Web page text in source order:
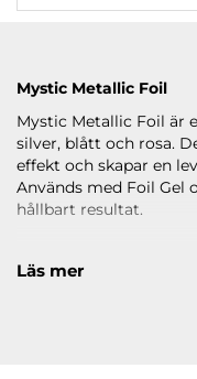
Mystic Metallic Foil
Mystic Metallic Foil är
silver, blått och rosa.
effekt och skapar en
Används med Foil Gel
hållbart resultat.
Läs mer